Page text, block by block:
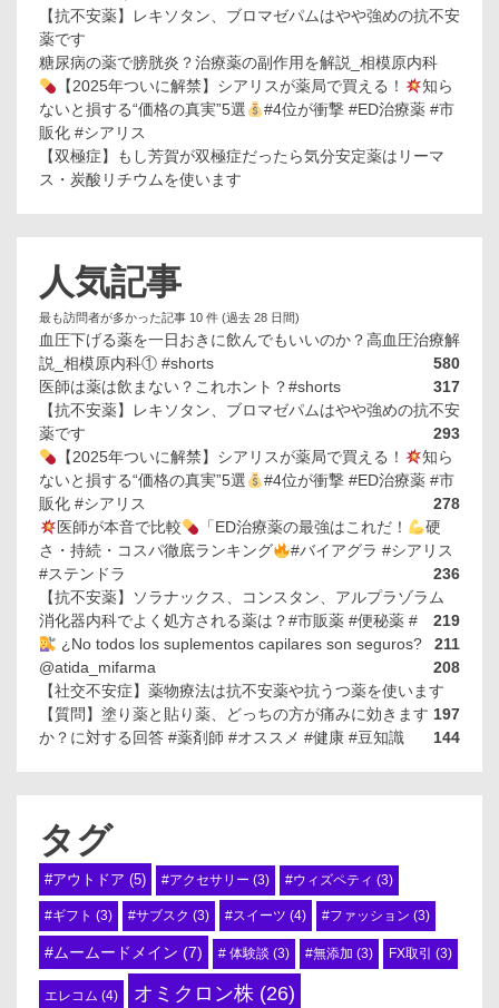
【抗不安薬】レキソタン、ブロマゼパムはやや強めの抗不安
薬です
糖尿病の薬で膀胱炎？治療薬の副作用を解説_相模原内科
【2025年ついに解禁】シアリスが薬局で買える！
知ら
ないと損する“価格の真実”5選
#4位が衝撃 #ED治療薬 #市
販化 #シアリス
【双極症】もし芳賀が双極症だったら気分安定薬はリーマ
ス・炭酸リチウムを使います
人気記事
最も訪問者が多かった記事 10 件 (過去 28 日間)
血圧下げる薬を一日おきに飲んでもいいのか？高血圧治療解
説_相模原内科① #shorts
580
医師は薬は飲まない？これホント？#shorts
317
【抗不安薬】レキソタン、ブロマゼパムはやや強めの抗不安
薬です
293
【2025年ついに解禁】シアリスが薬局で買える！
知ら
ないと損する“価格の真実”5選
#4位が衝撃 #ED治療薬 #市
販化 #シアリス
278
医師が本音で比較
「ED治療薬の最強はこれだ！
硬
さ・持続・コスパ徹底ランキング
#バイアグラ #シアリス
#ステンドラ
236
【抗不安薬】ソラナックス、コンスタン、アルプラゾラム
219
消化器内科でよく処方される薬は？#市販薬 #便秘薬 #
211
¿No todos los suplementos capilares son seguros?
@atida_mifarma
208
【社交不安症】薬物療法は抗不安薬や抗うつ薬を使います
197
【質問】塗り薬と貼り薬、どっちの方が痛みに効きます
か？に対する回答 #薬剤師 #オススメ #健康 #豆知識
144
タグ
#アウトドア (5) #アクセサリー (3) #ウィズペティ (3)
#ギフト (3) #サブスク (3) #スイーツ (4) #ファッション (3)
#ムームードメイン (7) # 体験談 (3) #無添加 (3) FX取引 (3)
エレコム (4) オミクロン株 (26)